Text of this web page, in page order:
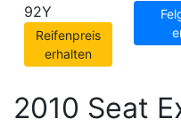
92Y
Reifenpreis
erhalten
2010 Seat